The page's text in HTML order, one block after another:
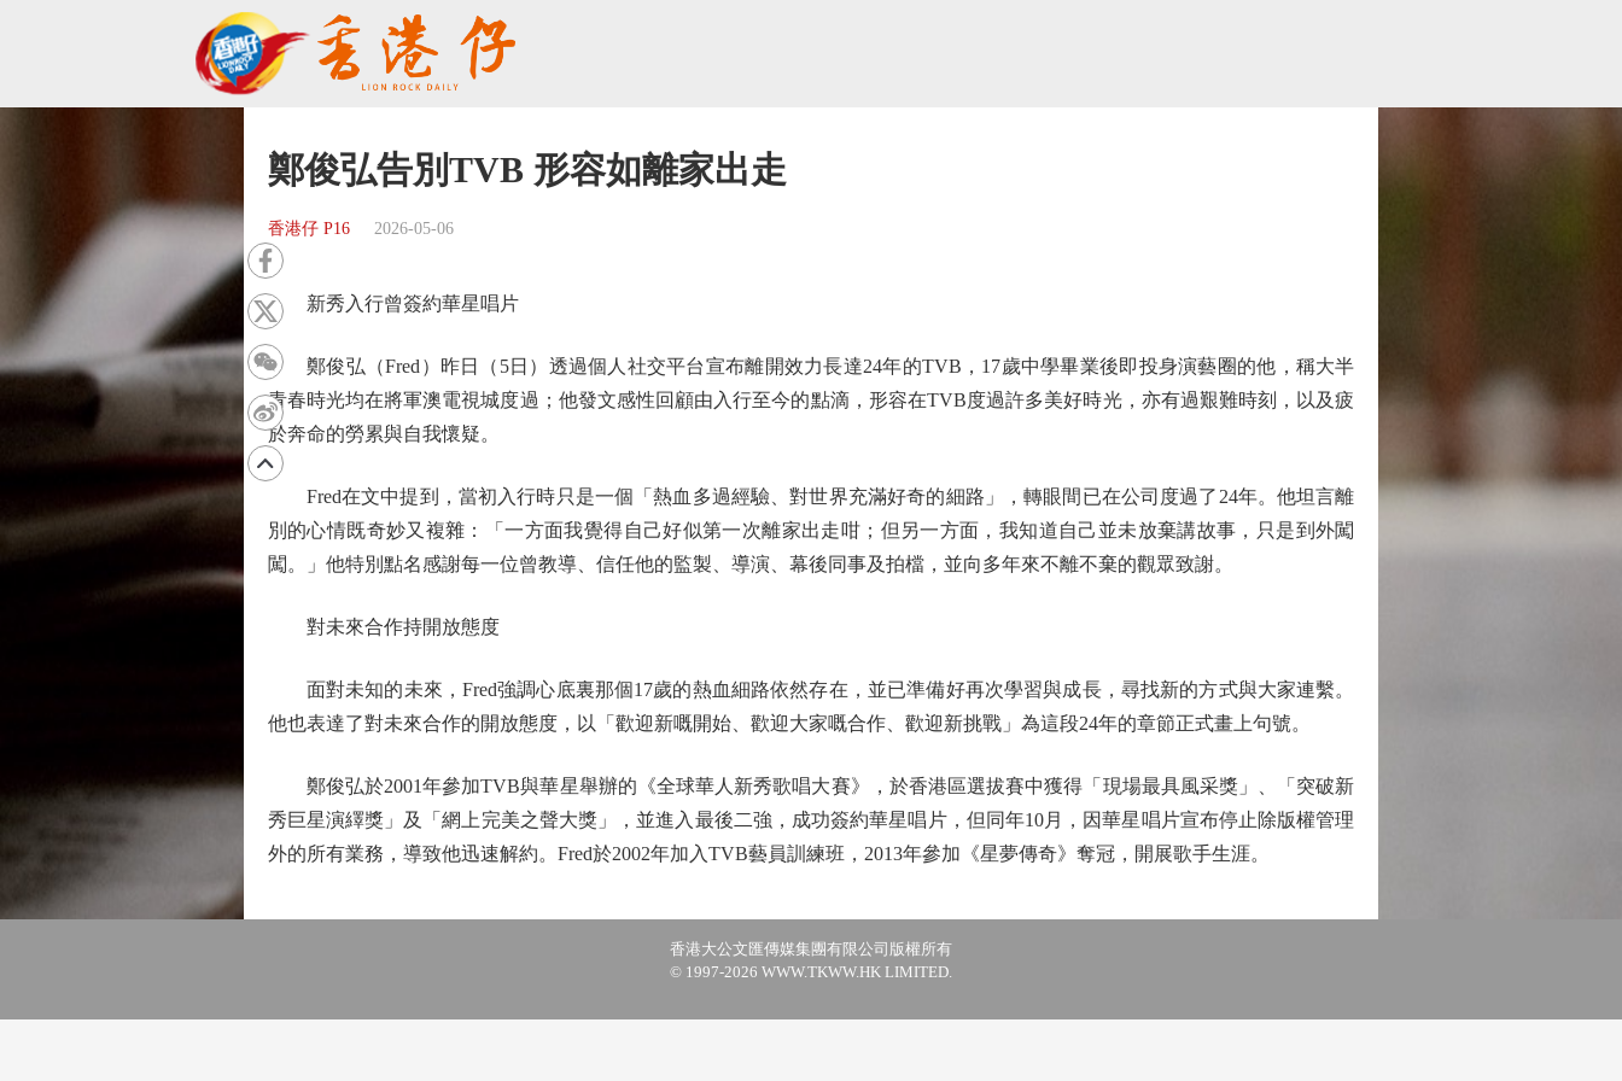
鄭俊弘告別TVB 形容如離家出走
香港仔 P16 2026-05-06
新秀入行曾簽約華星唱片
鄭俊弘（Fred）昨日（5日）透過個人社交平台宣布離開效力長達24年的TVB，17歲中學畢業後即投身演藝圈的他，稱大半
青春時光均在將軍澳電視城度過；他發文感性回顧由入行至今的點滴，形容在TVB度過許多美好時光，亦有過艱難時刻，以及疲
於奔命的勞累與自我懷疑。
Fred在文中提到，當初入行時只是一個「熱血多過經驗、對世界充滿好奇的細路」，轉眼間已在公司度過了24年。他坦言離
別的心情既奇妙又複雜：「一方面我覺得自己好似第一次離家出走咁；但另一方面，我知道自己並未放棄講故事，只是到外闖
闖。」他特別點名感謝每一位曾教導、信任他的監製、導演、幕後同事及拍檔，並向多年來不離不棄的觀眾致謝。
對未來合作持開放態度
面對未知的未來，Fred強調心底裏那個17歲的熱血細路依然存在，並已準備好再次學習與成長，尋找新的方式與大家連繫。
他也表達了對未來合作的開放態度，以「歡迎新嘅開始、歡迎大家嘅合作、歡迎新挑戰」為這段24年的章節正式畫上句號。
鄭俊弘於2001年參加TVB與華星舉辦的《全球華人新秀歌唱大賽》，於香港區選拔賽中獲得「現場最具風采獎」、「突破新
秀巨星演繹獎」及「網上完美之聲大獎」，並進入最後二強，成功簽約華星唱片，但同年10月，因華星唱片宣布停止除版權管理
外的所有業務，導致他迅速解約。Fred於2002年加入TVB藝員訓練班，2013年參加《星夢傳奇》奪冠，開展歌手生涯。
香港大公文匯傳媒集團有限公司版權所有
© 1997-2026 WWW.TKWW.HK LIMITED.